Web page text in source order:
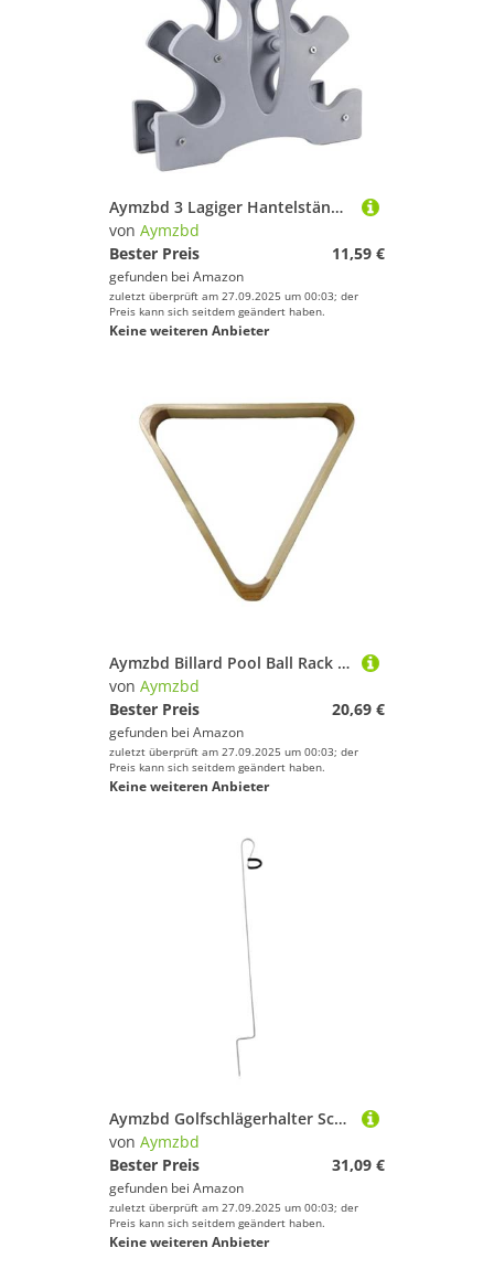
Aymzbd 3 Lagiger Hantelständer Organizer. 25 Kg Tragkraft, Kompakt Und Leicht, für Zuhause
von Aymzbd
Bester Preis
11,59 €
gefunden bei Amazon
zuletzt überprüft am 27.09.2025 um 00:03; der
Preis kann sich seitdem geändert haben.
Keine weiteren Anbieter
Aymzbd Billard Pool Ball Rack 15 Ball Dreieck Billardtisch Zubehör Billard
von Aymzbd
Bester Preis
20,69 €
gefunden bei Amazon
zuletzt überprüft am 27.09.2025 um 00:03; der
Preis kann sich seitdem geändert haben.
Keine weiteren Anbieter
Aymzbd Golfschlägerhalter Schützt Ihre Schlägertasche, Leicht zu Tragen, 96,5 cm Haltergestell
von Aymzbd
Bester Preis
31,09 €
gefunden bei Amazon
zuletzt überprüft am 27.09.2025 um 00:03; der
Preis kann sich seitdem geändert haben.
Keine weiteren Anbieter